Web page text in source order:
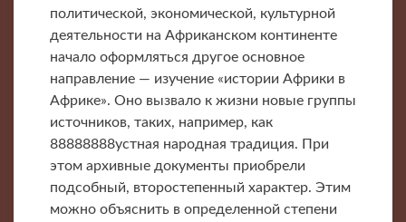
политической, экономической, культурной
деятельности на Африканском континенте
начало оформляться другое основное
направление — изучение «истории Африки в
Африке». Оно вызвало к жизни новые группы
источников, таких, например, как
88888888устная народная традиция. При
этом архивные документы приобрели
подсобный, второстепенный характер. Этим
можно объяснить в определенной степени